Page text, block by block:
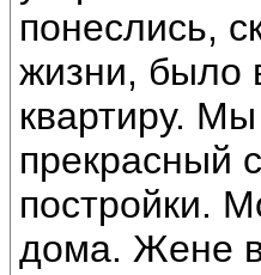
понеслись,
жизни, было
квартиру.
прекрасный
постройки.
дома. Жене